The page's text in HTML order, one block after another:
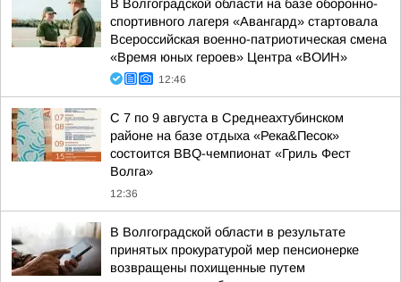
В Волгоградской области на базе оборонно-
спортивного лагеря «Авангард» стартовала
Всероссийская военно-патриотическая смена
«Время юных героев» Центра «ВОИН»
12:46
С 7 по 9 августа в Среднеахтубинском
районе на базе отдыха «Река&Песок»
состоится BBQ-чемпионат «Гриль Фест
Волга»
12:36
В Волгоградской области в результате
принятых прокуратурой мер пенсионерке
возвращены похищенные путем